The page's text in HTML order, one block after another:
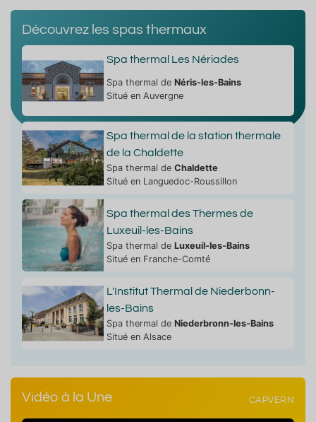
Découvrez les spas thermaux
Spa thermal Les Nériades
Spa thermal de Néris-les-Bains
Situé en Auvergne
Spa thermal de la station thermale
de la Chaldette
Spa thermal de Chaldette
Situé en Languedoc-Roussillon
Spa thermal des Thermes de
Luxeuil-les-Bains
Spa thermal de Luxeuil-les-Bains
Situé en Franche-Comté
L'Institut Thermal de Niederbonn-
les-Bains
Spa thermal de Niederbronn-les-Bains
Situé en Alsace
Vidéo à la Une CAPVERN